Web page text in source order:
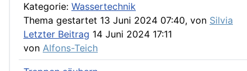
Kategorie: Wassertechnik
Thema gestartet 13 Juni 2024 07:40, von Silvia
Letzter Beitrag 14 Juni 2024 17:11
von Alfons-Teich